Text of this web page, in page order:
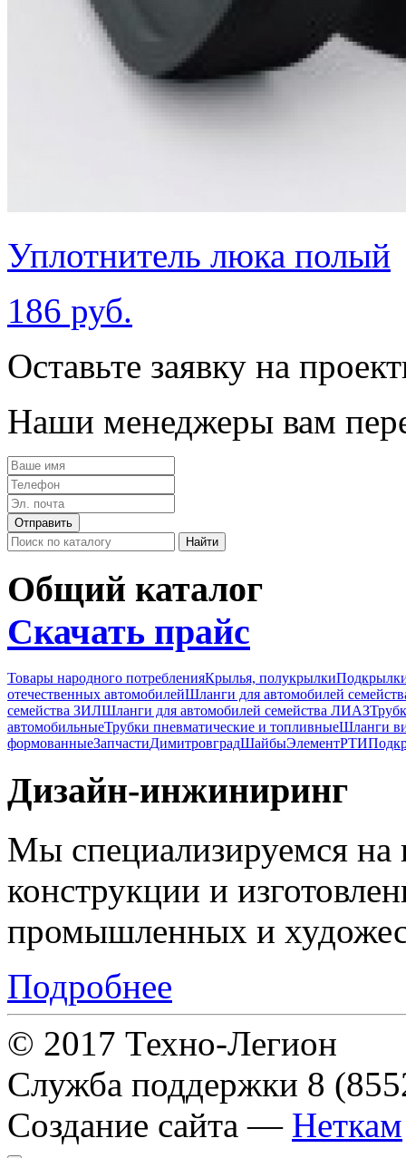
Уплотнитель люка полый
186 руб.
Оставьте заявку на
Наши менеджеры вам
Общий каталог
Скачать прайс
Товары народного потребленияКрылья, полукрылки
отечественных автомобилейШланги для автомобилей
семейства ЗИЛШланги для автомобилей семейства ЛИАЗ
автомобильныеТрубки пневматические и топливныеШланги
формованныеЗапчастиДимитровградШайбыЭлементРТИ
Дизайн-инжиниринг
Мы специализируемся на
конструкции и
промышленных и
Подробнее
© 2017 Техно-Легион
Служба поддержки 8
Создание сайта — Неткам